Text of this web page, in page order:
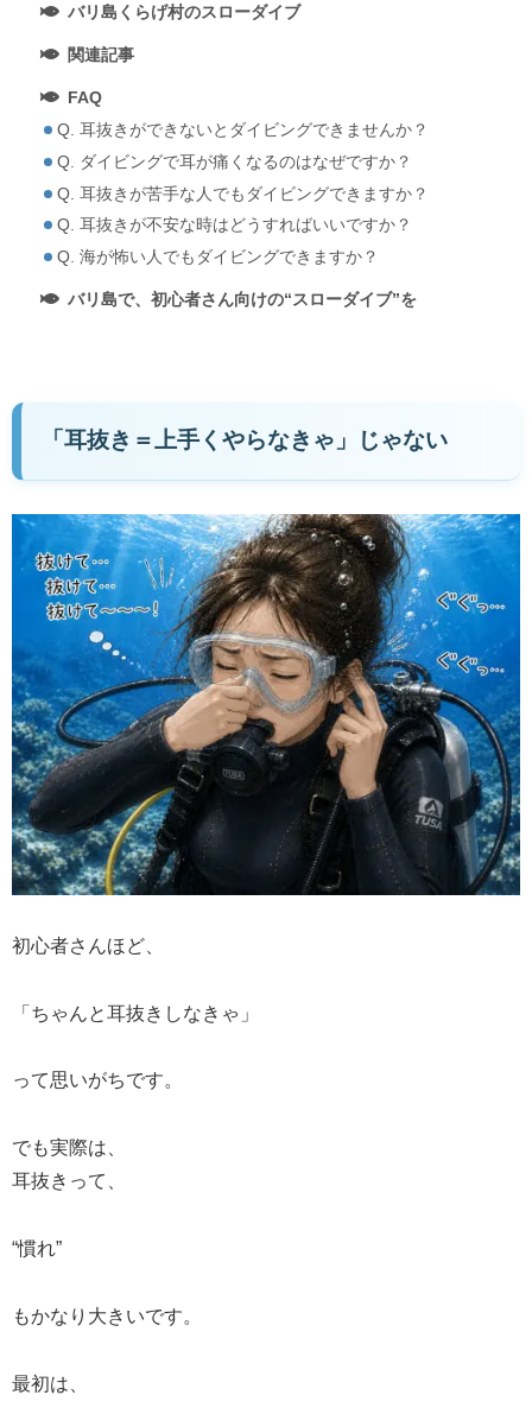
バリ島くらげ村のスローダイブ
関連記事
FAQ
Q. 耳抜きができないとダイビングできませんか？
Q. ダイビングで耳が痛くなるのはなぜですか？
Q. 耳抜きが苦手な人でもダイビングできますか？
Q. 耳抜きが不安な時はどうすればいいですか？
Q. 海が怖い人でもダイビングできますか？
バリ島で、初心者さん向けの“スローダイブ”を
「耳抜き＝上手くやらなきゃ」じゃない
初心者さんほど、
「ちゃんと耳抜きしなきゃ」
って思いがちです。
でも実際は、
耳抜きって、
“慣れ”
もかなり大きいです。
最初は、